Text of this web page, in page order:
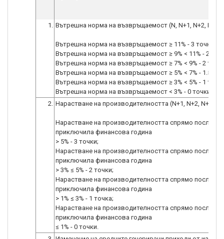
1. Вътрешна норма на възвръщаемост (N, N+1, N+2, N+3)
Вътрешна норма на възвръщаемост ≥ 11% - 3 точки;
Вътрешна норма на възвръщаемост ≥ 9% < 11% - 2.5
Вътрешна норма на възвръщаемост ≥ 7% < 9% - 2
Вътрешна норма на възвръщаемост ≥ 5% < 7% - 1.5
Вътрешна норма на възвръщаемост ≥ 3% < 5% - 1
Вътрешна норма на възвръщаемост < 3% - 0 точки.
2. Нарастване на производителността (N+1, N+2, N+3)
Нарастване на производителността спрямо
приключила финансова година
> 5% - 3 точки;
Нарастване на производителността спрямо
приключила финансова година
> 3% ≤ 5% - 2 точки;
Нарастване на производителността спрямо
приключила финансова година
> 1% ≤ 3% - 1 точка;
Нарастване на производителността спрямо
приключила финансова година
≤ 1% - 0 точки.